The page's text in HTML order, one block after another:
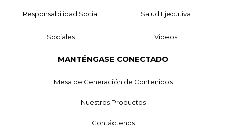
Responsabilidad Social Salud Ejecutiva
Sociales Videos
MANTÉNGASE CONECTADO
Mesa de Generación de Contenidos
Nuestros Productos
Contáctenos